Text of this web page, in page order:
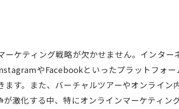
ケティング戦略が欠かせません。インタ
やFacebookといったプラットフォ
す。また、バーチャルツアーやオンライ
激化する中、特にオンラインマーケティン